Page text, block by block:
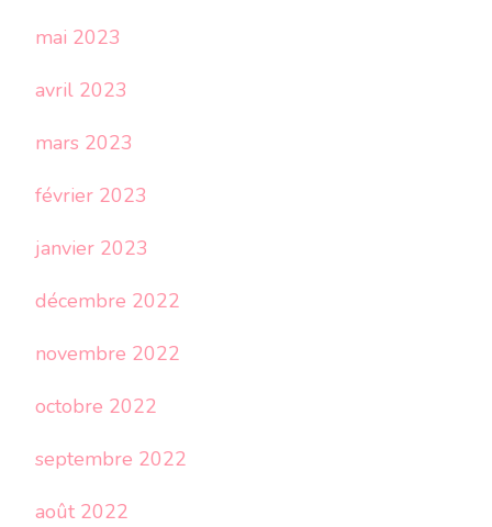
mai 2023
avril 2023
mars 2023
février 2023
janvier 2023
décembre 2022
novembre 2022
octobre 2022
septembre 2022
août 2022